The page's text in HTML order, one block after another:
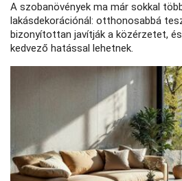
A szobanövények ma már sokkal
lakásdekorációnál: otthonosabbá
bizonyítottan javítják a közérzetet,
kedvező hatással lehetnek.